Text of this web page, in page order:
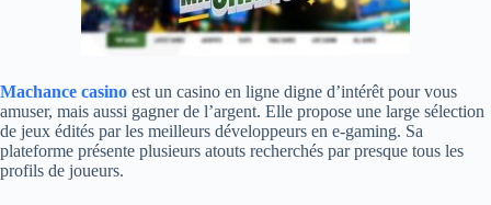
Machance casino est un casino en ligne digne d’intérêt pour vous
amuser, mais aussi gagner de l’argent. Elle propose une large sélection
de jeux édités par les meilleurs développeurs en e-gaming. Sa
plateforme présente plusieurs atouts recherchés par presque tous les
profils de joueurs.